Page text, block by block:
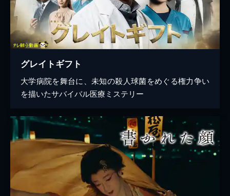
グレイトギフト
大学病院を舞台に、未知の殺人球菌をめぐる権力争い
を描いたサバイバル医療ミステリー